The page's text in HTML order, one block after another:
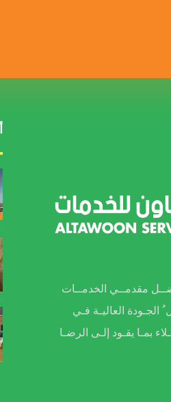
مقدمــي الخدمــات
العاليـة فـي
بمـا يقـود إلـى الرضـا